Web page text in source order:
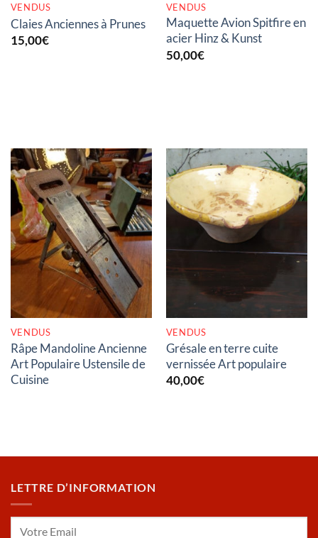
VENDUS
Claies Anciennes à Prunes
15,00€
VENDUS
Maquette Avion Spitfire en
acier Hinz & Kunst
50,00€
RUPTURE DE STOCK
VENDUS
Râpe Mandoline Ancienne
Art Populaire Ustensile de
Cuisine
RUPTURE DE STOCK
VENDUS
Grésale en terre cuite
vernissée Art populaire
40,00€
LETTRE D’INFORMATION